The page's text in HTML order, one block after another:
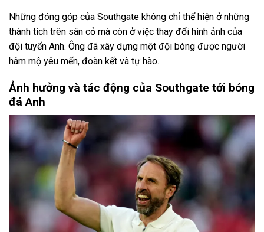
Những đóng góp của Southgate không chỉ thể hiện ở những
thành tích trên sân cỏ mà còn ở việc thay đổi hình ảnh của
đội tuyển Anh. Ông đã xây dựng một đội bóng được người
hâm mộ yêu mến, đoàn kết và tự hào.
Ảnh hưởng và tác động của Southgate tới bóng
đá Anh